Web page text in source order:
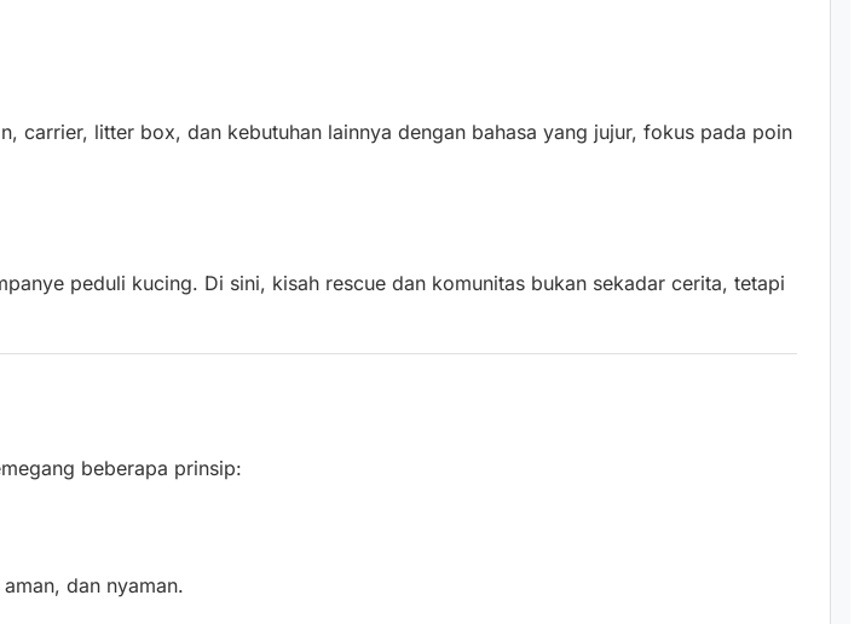
carrier, litter box, dan kebutuhan lainnya dengan bahasa yang jujur, fokus pada poin
peduli kucing. Di sini, kisah rescue dan komunitas bukan sekadar cerita, tetapi
beberapa prinsip:
dan nyaman.